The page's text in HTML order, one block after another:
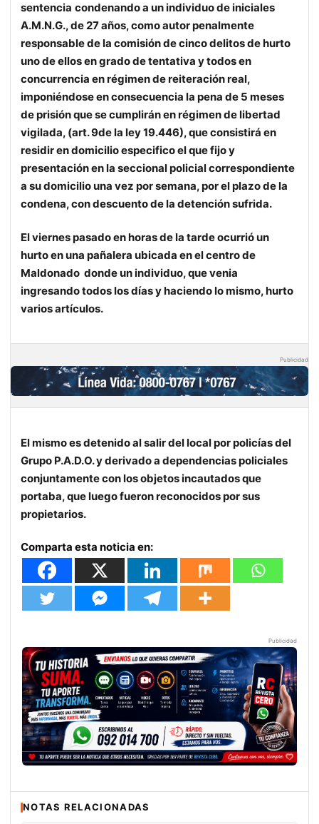
sentencia condenando a un individuo de iniciales
A.M.N.G., de 27 años, como autor penalmente
responsable de la comisión de cinco delitos de hurto
uno de ellos en grado de tentativa y todos en
concurrencia en régimen de reiteración real,
imponiéndose en consecuencia la pena de 5 meses
de prisión que se cumplirán en régimen de libertad
vigilada, (art. 9de la ley 19.446), que consistirá en
residir en domicilio especifico el que fijo y
presentación en la seccional policial correspondiente
a su domicilio una vez por semana, por el plazo de la
condena, con descuento de la detención sufrida.
El viernes pasado en horas de la tarde ocurrió un
hurto en una pañalera ubicada en el centro de
Maldonado donde un individuo, que venia
ingresando todos los días y haciendo lo mismo, hurto
varios artículos.
Publicidad
El mismo es detenido al salir del local por policías del
Grupo P.A.D.O. y derivado a dependencias policiales
conjuntamente con los objetos incautados que
portaba, que luego fueron reconocidos por sus
propietarios.
Comparta esta noticia en:
Publicidad
NOTAS RELACIONADAS